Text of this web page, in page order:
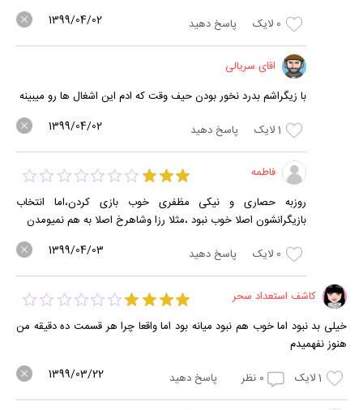
0 لایک پاسخ دهید 1399/04/02
اقای سریالی
با زیگراشم بدرد نخور بودن حیف وقت که ادم این اشغال ها رو میبینه
1لایک پاسخ دهید 1399/04/02
فاطمه
روزبه حصاری و نیکی مظفری خوب بازی کردن،اما انتخاب
بازیگرانشون اصلا خوب نبود ،مثلا رزا وشاهرخ اصلا به هم نمیومدن
0 لایک پاسخ دهید 1399/04/03
کاشف استعداد سحر
خیلی بد نبود اما خوب هم نبود میانه بود اما واقعا چرا هر قسمت ده دقیقه من
هنوز نفهمیدم
1لایک 0 نظر پاسخ دهید 1399/03/22